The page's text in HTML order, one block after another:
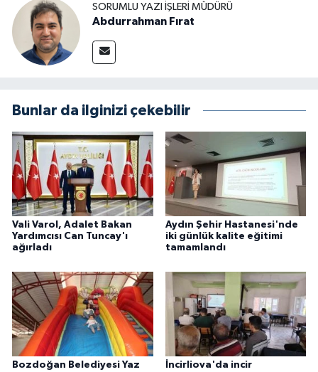
SORUMLU YAZI İŞLERI MÜDÜRÜ
Abdurrahman Fırat
Bunlar da ilginizi çekebilir
Vali Varol, Adalet Bakan
Yardımcısı Can Tuncay'ı
ağırladı
Aydın Şehir Hastanesi'nde
iki günlük kalite eğitimi
tamamlandı
Bozdoğan Belediyesi Yaz
İncirliova'da incir